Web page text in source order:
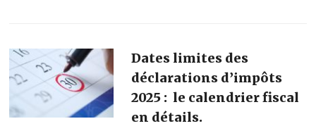
Dates limites des
déclarations d’impôts
2025 : le calendrier fiscal
en détails.